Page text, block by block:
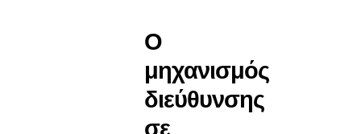
Ο
μηχανισμός
διεύθυνσης
σε